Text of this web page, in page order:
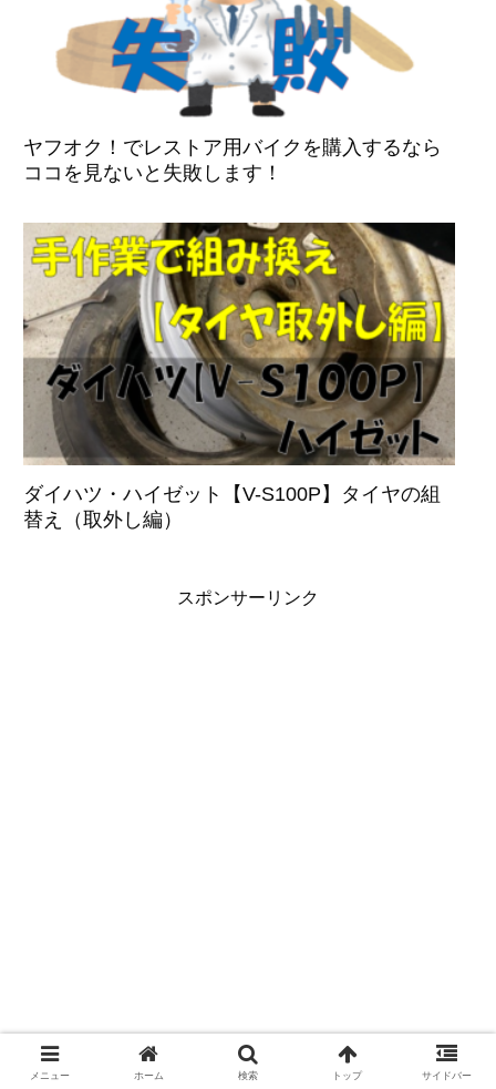
ヤフオク！でレストア用バイクを購入するなら
ココを見ないと失敗します！
ダイハツ・ハイゼット【V-S100P】タイヤの組
替え（取外し編）
スポンサーリンク
メニュー ホーム 検索 トップ サイドバー